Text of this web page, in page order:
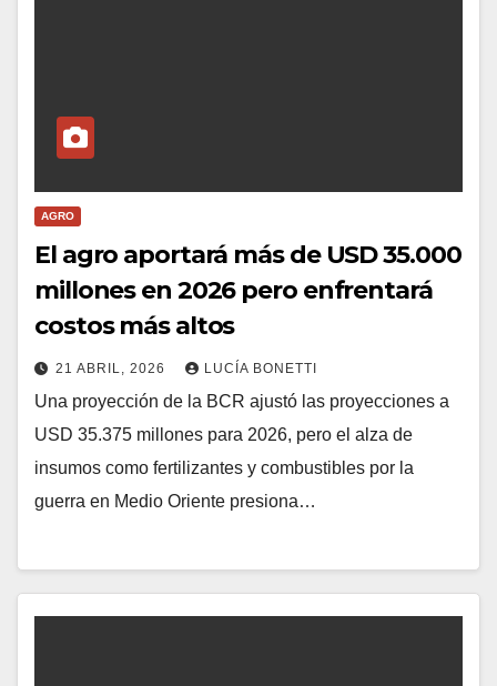
AGRO
El agro aportará más de USD 35.000
millones en 2026 pero enfrentará
costos más altos
21 ABRIL, 2026 LUCÍA BONETTI
Una proyección de la BCR ajustó las proyecciones a
USD 35.375 millones para 2026, pero el alza de
insumos como fertilizantes y combustibles por la
guerra en Medio Oriente presiona…